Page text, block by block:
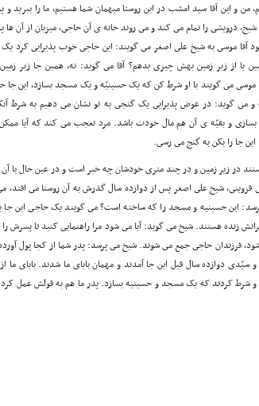
این آقا سید امشب در این روستا میهمان شما هستیم، ما را ببرید و
درویشى را تمام مى کند و مى روند خانه ى آن حاجى، میزبان از آن ها
آقا موسى به شیخ على اصغر مى گویند: این حاجى خوب پذیرایى کرد
یا از زیر زمین بهش چیزى بدهم؟ آقا مى گوید: نه، همین جا زیر
مى گویند با او شرط کن که یک حسینیّه و یک مسجد بسازد، این جا
مى گوید: در عوض پذیرایى یک گنجى به تو نشان مى دهیم به شرط
و بقیّه ى آن هم مال خودت باشد. مرد تعجب مى کند که آیا
جا را بکن به گنج مى رسى.
در زیر زمین و در چند مترى خودشان چه خبر است و در عین حال با
شیخ على اصغر پس از دوازده سال گذرش به آن روستا مى افتد،
این حسینیه و مسجد را که ساخته است؟ مى گویند یک حاجى این جا
زنده هستند. شیخ مى گوید: آیا مى شود مرا راهنمایى کنید تا پسرش را
فرزندان حاجى جمع مى شوند. شیخ مى پرسد: پدر شما از کجا پول
دوازده سال قبل این جا آمدند و مهمان باباى ما شدند. باباى ما
و شرط کردند که یک مسجد و حسینیه بسازد. پدر ما هم به قولش عمل کرد.